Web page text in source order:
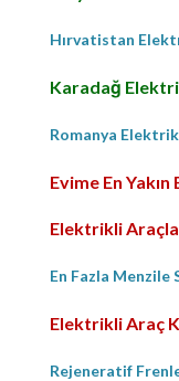
Hırvatistan
Karadağ
Romanya
Evime En
Elektrikli
En Fazla
Elektrikli Araç
Rejeneratif